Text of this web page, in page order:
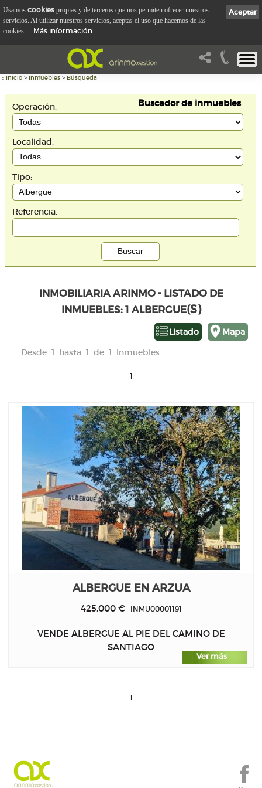
:: Inicio > Inmuebles > Búsqueda
Buscador de inmuebles
Operación:
Localidad:
Tipo:
Referencia:
INMOBILIARIA ARINMO - LISTADO DE
INMUEBLES: 1 ALBERGUE(S)
Mapa
Listado
Desde 1 hasta 1 de 1 Inmuebles
1
ALBERGUE EN ARZUA
425.000 €INMU00001191
VENDE ALBERGUE AL PIE DEL CAMINO DE
SANTIAGO
Ver más
1
Aceptar
Usamos cookies propias y de terceros que nos permiten ofrecer nuestros
servicios. Al utilizar nuestros servicios, aceptas el uso que hacemos de las
cookies.
Más información